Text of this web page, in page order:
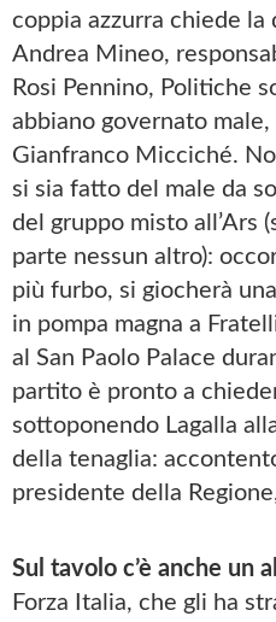
coppia azzurra chiede la
Andrea Mineo,
Rosi Pennino, Politiche
abbiano governato
Gianfranco Micciché.
si sia fatto del male da
del gruppo misto all’Ars
parte nessun altro):
più furbo, si giocherà
in pompa magna a
al San Paolo Palace
partito è pronto a
sottoponendo Lagalla
della tenaglia:
presidente della
Sul tavolo c’è anche un
Forza Italia, che gli ha